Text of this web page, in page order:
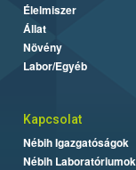
Élelmiszer
Állat
Növény
Labor/Egyéb
Kapcsolat
Nébih Igazgatóságok
Nébih Laboratóriumok